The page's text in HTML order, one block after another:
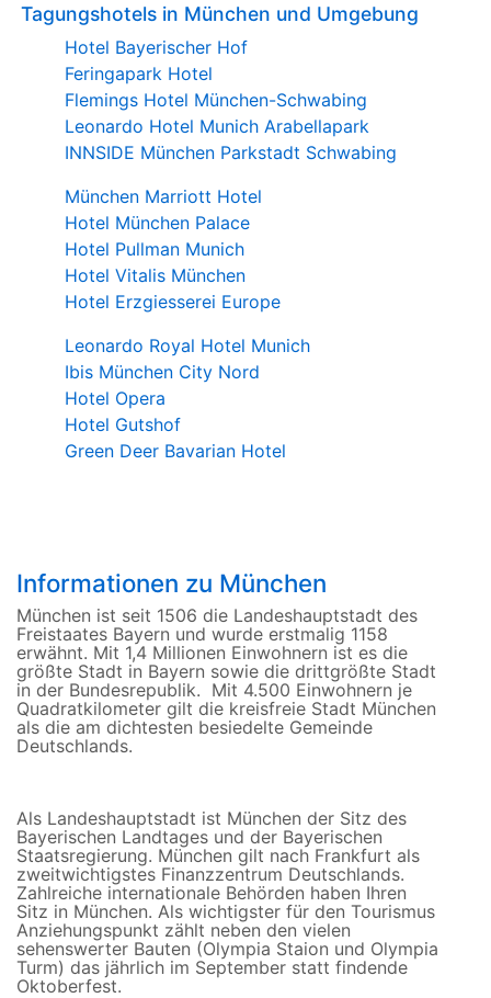
Tagungshotels in München und Umgebung
Hotel Bayerischer Hof
Feringapark Hotel
Flemings Hotel München-Schwabing
Leonardo Hotel Munich Arabellapark
INNSIDE München Parkstadt Schwabing
München Marriott Hotel
Hotel München Palace
Hotel Pullman Munich
Hotel Vitalis München
Hotel Erzgiesserei Europe
Leonardo Royal Hotel Munich
Ibis München City Nord
Hotel Opera
Hotel Gutshof
Green Deer Bavarian Hotel
Informationen zu München
München ist seit 1506 die Landeshauptstadt des
Freistaates Bayern und wurde erstmalig 1158
erwähnt. Mit 1,4 Millionen Einwohnern ist es die
größte Stadt in Bayern sowie die drittgrößte Stadt
in der Bundesrepublik. Mit 4.500 Einwohnern je
Quadratkilometer gilt die kreisfreie Stadt München
als die am dichtesten besiedelte Gemeinde
Deutschlands.
Als Landeshauptstadt ist München der Sitz des
Bayerischen Landtages und der Bayerischen
Staatsregierung. München gilt nach Frankfurt als
zweitwichtigstes Finanzzentrum Deutschlands.
Zahlreiche internationale Behörden haben Ihren
Sitz in München. Als wichtigster für den Tourismus
Anziehungspunkt zählt neben den vielen
sehenswerter Bauten (Olympia Staion und Olympia
Turm) das jährlich im September statt findende
Oktoberfest.